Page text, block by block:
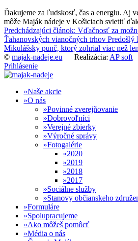
Ďakujeme za ľudskosť, čas a energiu. Aj
môže Maják nádeje v Košiciach svietiť
Predchádzajúci článok: Vďačnosť za
Ťahanovských vianočných trhov Predošlý
Mikulášsky punč, ktorý zohrial viac než
© majak-nadeje.eu Realizácia: AP soft
Prihlásenie
Naše akcie
O nás
Povinné zverejňovanie
Dobrovoľníci
Verejné zbierky
Výročné správy
Fotogalérie
2020
2019
2018
2017
Sociálne služby
Stanovy občianskeho
Formuláre
Spolupracujeme
Ako môžeš pomôcť
Média o nás